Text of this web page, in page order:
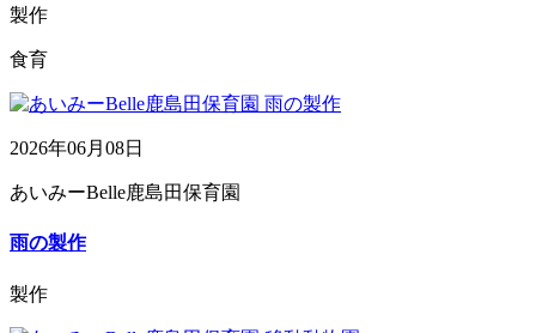
製作
食育
2026年06月08日
あいみーBelle鹿島田保育園
雨の製作
製作